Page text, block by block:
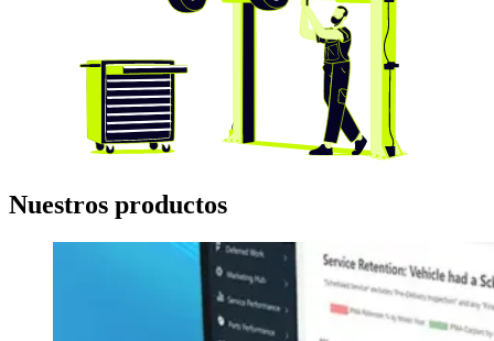
Nuestros productos